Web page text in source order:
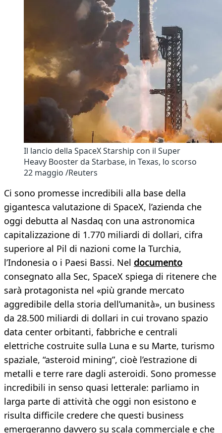
Il lancio della SpaceX Starship con il Super
Heavy Booster da Starbase, in Texas, lo scorso
22 maggio /Reuters
Ci sono promesse incredibili alla base della
gigantesca valutazione di SpaceX, l’azienda che
oggi debutta al Nasdaq con una astronomica
capitalizzazione di 1.770 miliardi di dollari, cifra
superiore al Pil di nazioni come la Turchia,
l’Indonesia o i Paesi Bassi. Nel documento
consegnato alla Sec, SpaceX spiega di ritenere che
sarà protagonista nel «più grande mercato
aggredibile della storia dell’umanità», un business
da 28.500 miliardi di dollari in cui trovano spazio
data center orbitanti, fabbriche e centrali
elettriche costruite sulla Luna e su Marte, turismo
spaziale, “asteroid mining”, cioè l’estrazione di
metalli e terre rare dagli asteroidi. Sono promesse
incredibili in senso quasi letterale: parliamo in
larga parte di attività che oggi non esistono e
risulta difficile credere che questi business
emergeranno davvero su scala commerciale e che